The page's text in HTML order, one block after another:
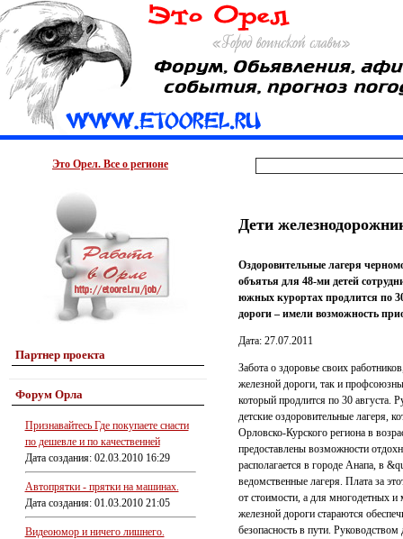
Это Орел. Все о регионе
Партнер проекта
Форум Орла
Признавайтесь Где покупаете снасти
по дешевле и по качественней
Дата создания: 02.03.2010 16:29
Автопрятки - прятки на машинах.
Дата создания: 01.03.2010 21:05
Видеоюмор и ничего лишнего.
Дети
Оздоровительные лагеря
объятья для 48-ми детей
южных курортах продлится по
дороги – имели возможность
Дата: 27.07.2011
Забота о здоровье своих
железной дороги, так и
который продлится по 30 августа.
детские оздоровительные лагеря,
Орловско-Курского региона в
предоставлены возможности
располагается в городе Анапа, в
ведомственные лагеря. Плата за
от стоимости, а для многодетных и
железной дороги стараются
безопасность в пути.